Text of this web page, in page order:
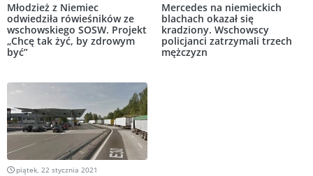
Młodzież z Niemiec
odwiedziła rówieśników ze
wschowskiego SOSW. Projekt
„Chcę tak żyć, by zdrowym
być”
Mercedes na niemieckich
blachach okazał się
kradziony. Wschowscy
policjanci zatrzymali trzech
mężczyzn
piątek, 22 stycznia 2021